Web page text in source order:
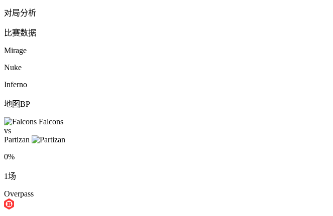
对局分析
比赛数据
Mirage
Nuke
Inferno
地图BP
Falcons
vs
Partizan
0%
1场
Overpass